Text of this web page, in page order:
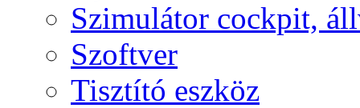
Szimulátor cockpit,
Szoftver
Tisztító eszköz